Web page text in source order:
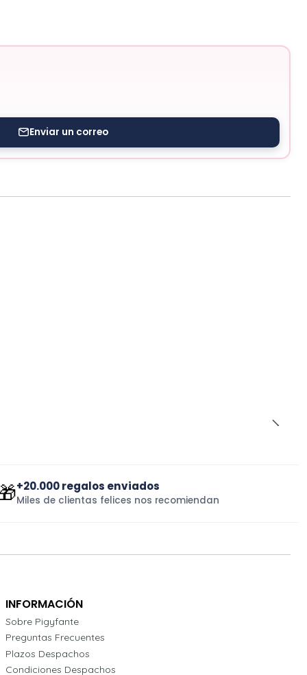
Enviar un correo
+20.000 regalos enviados
Miles de clientas felices nos recomiendan
INFORMACIÓN
Sobre Pigyfante
Preguntas Frecuentes
Plazos Despachos
Condiciones Despachos